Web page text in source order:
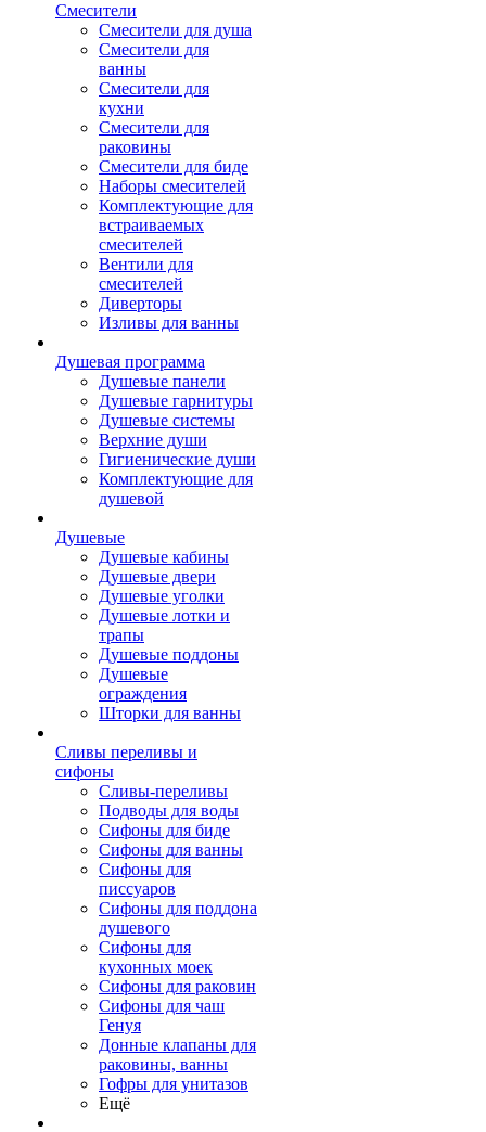
Смесители
Смесители для душа
Смесители для
ванны
Смесители для
кухни
Смесители для
раковины
Смесители для биде
Наборы смесителей
Комплектующие для
встраиваемых
смесителей
Вентили для
смесителей
Диверторы
Изливы для ванны
Душевая программа
Душевые панели
Душевые гарнитуры
Душевые системы
Верхние души
Гигиенические души
Комплектующие для
душевой
Душевые
Душевые кабины
Душевые двери
Душевые уголки
Душевые лотки и
трапы
Душевые поддоны
Душевые
ограждения
Шторки для ванны
Сливы переливы и
сифоны
Сливы-переливы
Подводы для воды
Сифоны для биде
Сифоны для ванны
Сифоны для
писсуаров
Сифоны для поддона
душевого
Сифоны для
кухонных моек
Сифоны для раковин
Сифоны для чаш
Генуя
Донные клапаны для
раковины, ванны
Гофры для унитазов
Ещё